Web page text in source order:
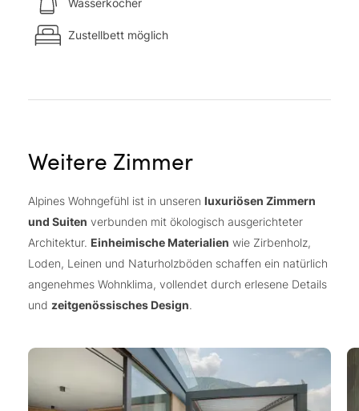
Wasserkocher
Zustellbett möglich
Weitere Zimmer
Alpines Wohngefühl ist in unseren luxuriösen Zimmern
und Suiten verbunden mit ökologisch ausgerichteter
Architektur. Einheimische Materialien wie Zirbenholz,
Loden, Leinen und Naturholzböden schaffen ein natürlich
angenehmes Wohnklima, vollendet durch erlesene Details
und zeitgenössisches Design.